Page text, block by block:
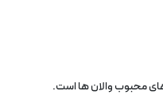
محبوب والان‌ ها است.